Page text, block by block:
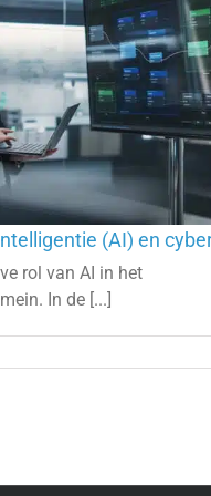
(AI) en
rol van AI in het
In de [...]